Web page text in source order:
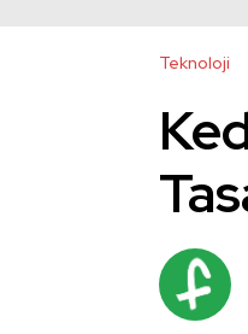
Teknoloji